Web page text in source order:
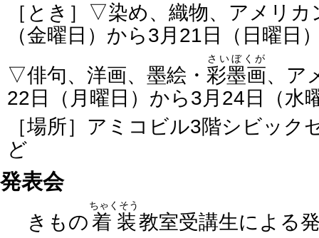
［とき］▽染め、織物、アメリ
（金曜日）から3月21日（日曜日
▽俳句、洋画、墨絵・ 彩墨画
さいぼくが
、ア
22日（月曜日）から3月24日（水
［場所］アミコビル3階シビック
ど
発表会
きもの着装
ちゃくそう
教室受講生による